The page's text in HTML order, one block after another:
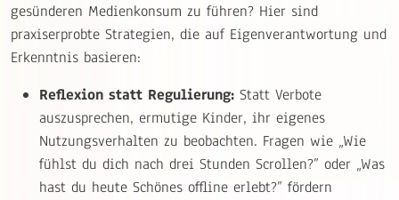
gesünderen Medienkonsum zu führen? Hier sind
praxiserprobte Strategien, die auf Eigenverantwortung und
Erkenntnis basieren:
Reflexion statt Regulierung: Statt Verbote
auszusprechen, ermutige Kinder, ihr eigenes
Nutzungsverhalten zu beobachten. Fragen wie „Wie
fühlst du dich nach drei Stunden Scrollen?” oder „Was
hast du heute Schönes offline erlebt?” fördern